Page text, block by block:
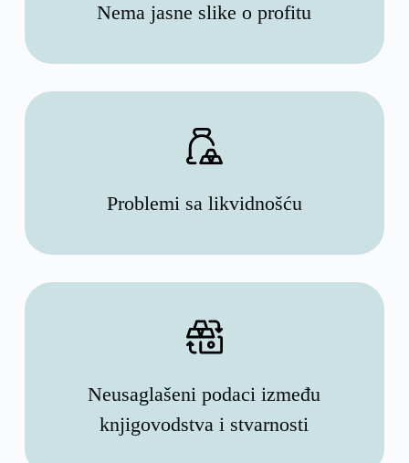
Nema jasne slike o profitu
Problemi sa likvidnošću
Neusaglašeni podaci između
knjigovodstva i stvarnosti